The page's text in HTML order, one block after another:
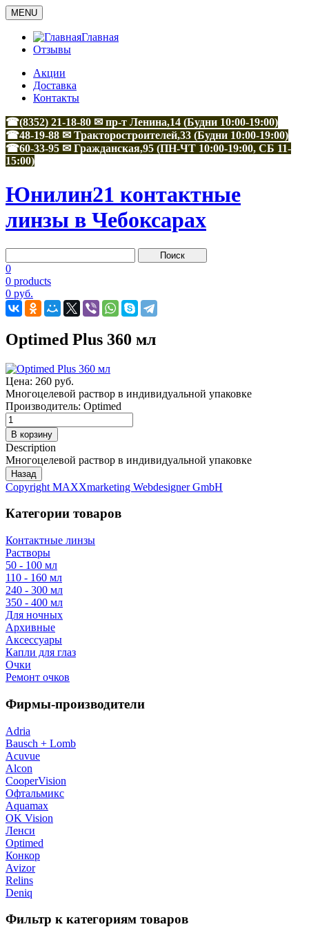
MENU
Главная
Отзывы
Акции
Доставка
Контакты
☎(8352) 21-18-80 ✉ пр-т Ленина,14 (Будни 10:00-19:00)
☎48-19-88 ✉ Тракторостроителей,33 (Будни 10:00-19:00)
☎60-33-95 ✉ Гражданская,95 (ПН-ЧТ 10:00-19:00, СБ 11-
15:00)
Юнилин21 контактные
линзы в Чебоксарах
0
0 products
0 руб.
Optimed Plus 360 мл
Цена: 260 руб.
Многоцелевой раствор в индивидуальной упаковке
Производитель: Optimed
Description
Многоцелевой раствор в индивидуальной упаковке
Copyright MAXXmarketing Webdesigner GmbH
Категории товаров
Контактные линзы
Растворы
50 - 100 мл
110 - 160 мл
240 - 300 мл
350 - 400 мл
Для ночных
Архивные
Аксессуары
Капли для глаз
Очки
Ремонт очков
Фирмы-производители
Adria
Bausch + Lomb
Acuvue
Alcon
CooperVision
Офтальмикс
Aquamax
OK Vision
Ленси
Optimed
Конкор
Avizor
Relins
Deniq
Фильтр к категориям товаров